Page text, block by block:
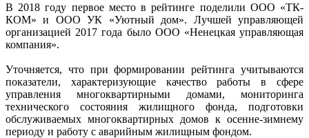
В 2018 году первое место в рейтинге поделили ООО «ТК-
КОМ» и ООО УК «Уютный дом». Лучшей управляющей
организацией 2017 года было ООО «Ненецкая управляющая
компания».
Уточняется, что при формировании рейтинга учитываются
показатели, характеризующие качество работы в сфере
управления многоквартирными домами, мониторинга
технического состояния жилищного фонда, подготовки
обслуживаемых многоквартирных домов к осенне-зимнему
периоду и работу с аварийным жилищным фондом.